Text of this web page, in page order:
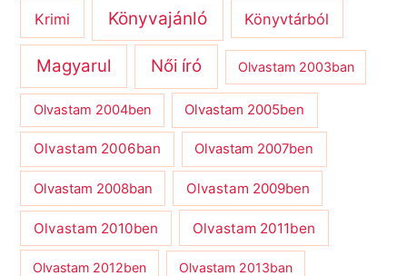
Krimi Könyvajánló Könyvtárból
Magyarul Női író Olvastam 2003ban
Olvastam 2004ben Olvastam 2005ben
Olvastam 2006ban Olvastam 2007ben
Olvastam 2008ban Olvastam 2009ben
Olvastam 2010ben Olvastam 2011ben
Olvastam 2012ben Olvastam 2013ban